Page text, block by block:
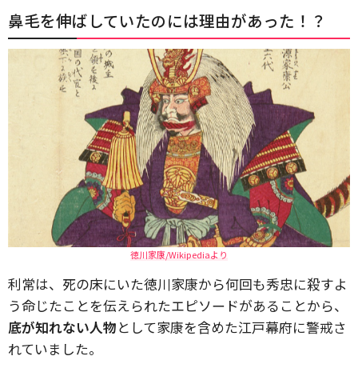
鼻毛を伸ばしていたのには理由があった！？
徳川家康/Wikipediaより
利常は、死の床にいた徳川家康から何回も秀忠に殺すよ
う命じたことを伝えられたエピソードがあることから、
底が知れない人物として家康を含めた江戸幕府に警戒さ
れていました。